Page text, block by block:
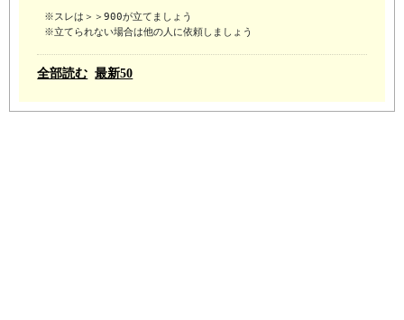
※スレは＞＞900が立てましょう
※立てられない場合は他の人に依頼しましょう
全部読む 最新50